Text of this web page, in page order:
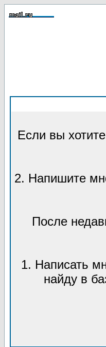
Если вы
2. Напишите
После
1. Написать
найду в